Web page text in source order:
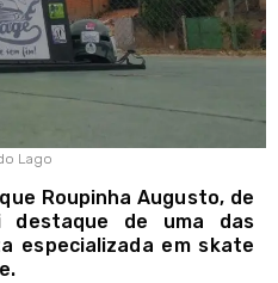
Lago
Roupinha Augusto, de
destaque de uma das
especializada em skate